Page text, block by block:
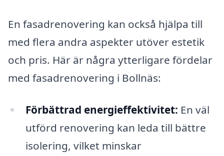
En fasadrenovering kan också hjälpa till
med flera andra aspekter utöver estetik
och pris. Här är några ytterligare fördelar
med fasadrenovering i Bollnäs:
Förbättrad energieffektivitet: En väl
utförd renovering kan leda till bättre
isolering, vilket minskar